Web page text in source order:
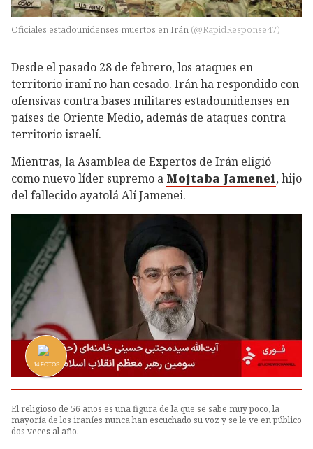
Oficiales estadounidenses muertos en Irán (@RapidResponse47)
Desde el pasado 28 de febrero, los ataques en
territorio iraní no han cesado. Irán ha respondido con
ofensivas contra bases militares estadounidenses en
países de Oriente Medio, además de ataques contra
territorio israelí.
Mientras, la Asamblea de Expertos de Irán eligió
como nuevo líder supremo a Mojtaba Jamenei, hijo
del fallecido ayatolá Alí Jamenei.
14FOTOS
El religioso de 56 años es una figura de la que se sabe muy poco, la
mayoría de los iraníes nunca han escuchado su voz y se le ve en público
dos veces al año.